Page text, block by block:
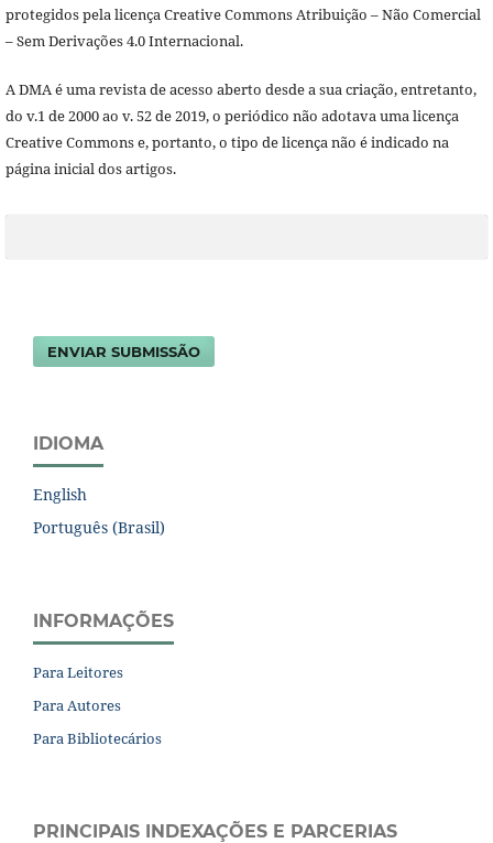
protegidos pela licença Creative Commons Atribuição – Não Comercial
– Sem Derivações 4.0 Internacional.
A DMA é uma revista de acesso aberto desde a sua criação, entretanto,
do v.1 de 2000 ao v. 52 de 2019, o periódico não adotava uma licença
Creative Commons e, portanto, o tipo de licença não é indicado na
página inicial dos artigos.
ENVIAR SUBMISSÃO
IDIOMA
English
Português (Brasil)
INFORMAÇÕES
Para Leitores
Para Autores
Para Bibliotecários
PRINCIPAIS INDEXAÇÕES E PARCERIAS